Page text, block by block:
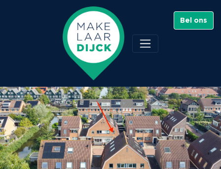
Bel ons
Drogesloot 7 , Broek op
Langedijk
Verkocht - €559.500 K.K.